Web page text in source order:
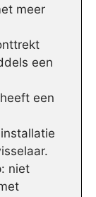
meer
een
een
niet